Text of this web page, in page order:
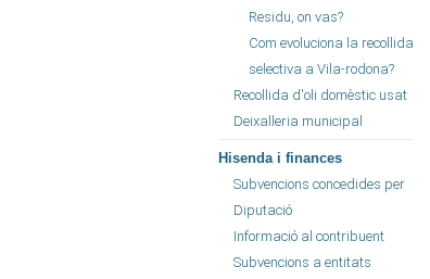
Residu, on vas?
Com evoluciona la recollida
selectiva a Vila-rodona?
Recollida d'oli domèstic usat
Deixalleria municipal
Hisenda i finances
Subvencions concedides per
Diputació
Informació al contribuent
Subvencions a entitats